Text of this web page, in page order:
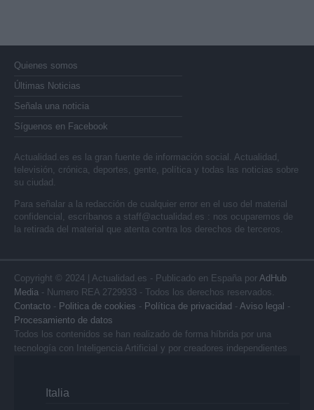
Quienes somos
Últimas Noticias
Señala una noticia
Síguenos en Facebook
Actualidad.es es la gran fuente de información social. Actualidad,
televisión, crónica, deportes, gente, política y todas las noticias sobre
su ciudad.
Para señalar a la redacción de cualquier error en el uso del material
confidencial, escríbanos a staff@actualidad.es : nos ocuparemos de
la retirada del material que atenta contra los derechos de terceros.
Copyright © 2024 | Actualidad.es - Publicado en España por AdHub
Media - Numero REA 2729933 - Todos los derechos reservados.
Contacto - Politica de cookies - Política de privacidad - Aviso legal -
Procesamiento de datos
Todos los contenidos se han realizado de forma híbrida por una
tecnología con Inteligencia Artificial y por creadores independientes
Italia